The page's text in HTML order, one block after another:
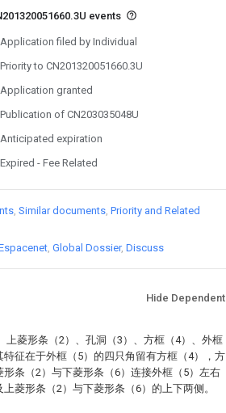
events
Application filed by Individual
Priority to CN201320051660.3U
Application granted
Publication of CN203035048U
Anticipated expiration
Expired - Fee Related
Similar documents Priority and Related
Global Dossier Discuss
Hide Dependent
上菱形条（2）、孔洞（3）、方框（4）、外框
特征在于外框（5）的四只角留有方框（4），方
条（2）与下菱形条（6）连接外框（5）左右
菱形条（2）与下菱形条（6）的上下两侧。